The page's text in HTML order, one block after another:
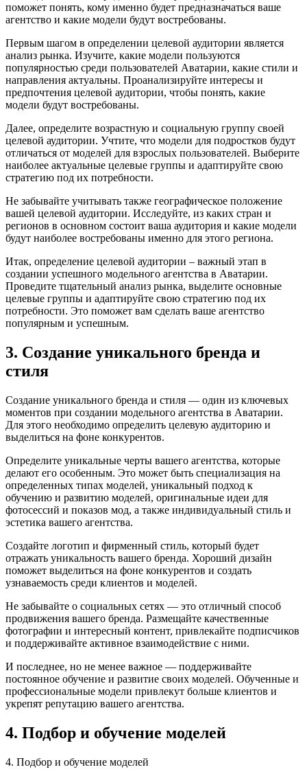
поможет понять, кому именно будет предназначаться ваше
агентство и какие модели будут востребованы.
Первым шагом в определении целевой аудитории является
анализ рынка. Изучите, какие модели пользуются
популярностью среди пользователей Аватарии, какие стили и
направления актуальны. Проанализируйте интересы и
предпочтения целевой аудитории, чтобы понять, какие
модели будут востребованы.
Далее, определите возрастную и социальную группу своей
целевой аудитории. Учтите, что модели для подростков будут
отличаться от моделей для взрослых пользователей. Выберите
наиболее актуальные целевые группы и адаптируйте свою
стратегию под их потребности.
Не забывайте учитывать также географическое положение
вашей целевой аудитории. Исследуйте, из каких стран и
регионов в основном состоит ваша аудитория и какие модели
будут наиболее востребованы именно для этого региона.
Итак, определение целевой аудитории – важный этап в
создании успешного модельного агентства в Аватарии.
Проведите тщательный анализ рынка, выделите основные
целевые группы и адаптируйте свою стратегию под их
потребности. Это поможет вам сделать ваше агентство
популярным и успешным.
3. Создание уникального бренда и
стиля
Создание уникального бренда и стиля — один из ключевых
моментов при создании модельного агентства в Аватарии.
Для этого необходимо определить целевую аудиторию и
выделиться на фоне конкурентов.
Определите уникальные черты вашего агентства, которые
делают его особенным. Это может быть специализация на
определенных типах моделей, уникальный подход к
обучению и развитию моделей, оригинальные идеи для
фотосессий и показов мод, а также индивидуальный стиль и
эстетика вашего агентства.
Создайте логотип и фирменный стиль, который будет
отражать уникальность вашего бренда. Хороший дизайн
поможет выделиться на фоне конкурентов и создать
узнаваемость среди клиентов и моделей.
Не забывайте о социальных сетях — это отличный способ
продвижения вашего бренда. Размещайте качественные
фотографии и интересный контент, привлекайте подписчиков
и поддерживайте активное взаимодействие с ними.
И последнее, но не менее важное — поддерживайте
постоянное обучение и развитие своих моделей. Обученные и
профессиональные модели привлекут больше клиентов и
укрепят репутацию вашего агентства.
4. Подбор и обучение моделей
4. Подбор и обучение моделей